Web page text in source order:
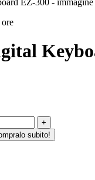
subito!